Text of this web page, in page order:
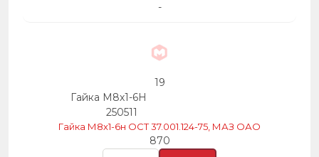
-
19
Гайка М8х1-6Н
250511
Гайка М8х1-6н ОСТ 37.001.124-75, МАЗ ОАО
870